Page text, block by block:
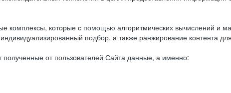
которые с помощью алгоритмических вычислений и
подбор, а также ранжирование контента
от пользователей Сайта данные, а именно: